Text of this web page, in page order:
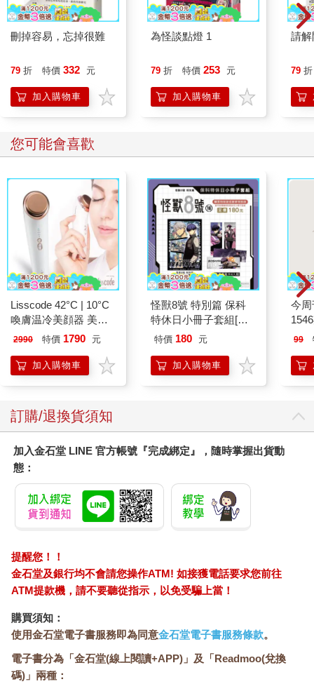
刪掉容易，忘掉很難
79 折 特價 332 元
加入購物車
為怪談點燈 1
79 折 特價 253 元
加入購物車
請解
79 折
您可能會喜歡
Lisscode 42°C | 10°C
喚膚温冷美顔器 美膚
儀
2990 特價 1790 元
加入購物車
怪獸8號 特別篇 保科
特休日小冊子套組[限
加購]
特價 180 元
加入購物車
今周
99
訂購/退換貨須知
加入金石堂 LINE 官方帳號『完成綁定』，隨時掌握出貨動
態：
提醒您！！
金石堂及銀行均不會請您操作ATM! 如接獲電話要求您前往
ATM提款機，請不要聽從指示，以免受騙上當！
購買須知：
使用金石堂電子書服務即為同意金石堂電子書服務條款。
電子書分為「金石堂(線上閱讀+APP)」及「Readmoo(兌換
碼)」兩種：